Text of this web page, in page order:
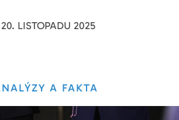
20. LISTOPADU 2025
A FAKTA